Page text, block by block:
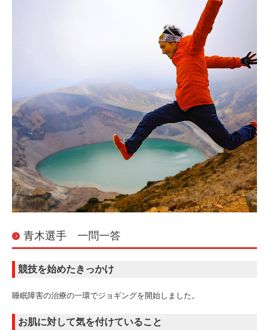
青木選手 一問一答
競技を始めたきっかけ
睡眠障害の治療の一環でジョギングを開始しました。
お肌に対して気を付けていること